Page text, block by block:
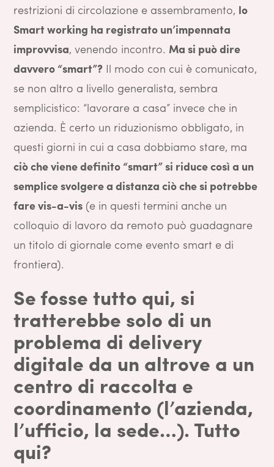
restrizioni di circolazione e assembramento, lo
Smart working ha registrato un’impennata
improvvisa, venendo incontro. Ma si può dire
davvero “smart”?Il modo con cui è comunicato,
se non altro a livello generalista, sembra
semplicistico: “lavorare a casa” invece che in
azienda. È certo un riduzionismo obbligato, in
questi giorni in cui a casa dobbiamo stare, ma
ciò che viene definito “smart” si riduce così a un
semplice svolgere a distanza ciò che si potrebbe
fare vis-a-vis(e in questi termini anche un
colloquio di lavoro da remoto può guadagnare
un titolo di giornale come evento smart e di
frontiera).
Se fosse tutto qui, si
tratterebbe solo di un
problema di delivery
digitale da un altrove a un
centro di raccolta e
coordinamento (l’azienda,
l’ufficio, la sede…). Tutto
qui?